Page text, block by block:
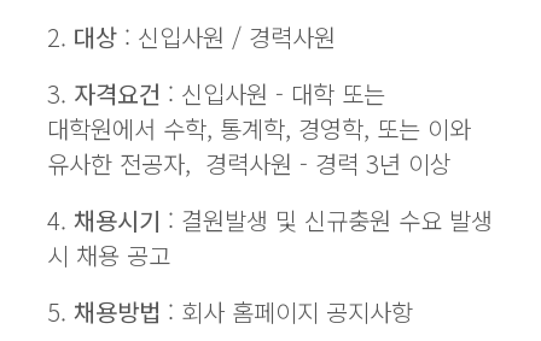
2. 대상: 신입사원 / 경력사원
3. 자격요건 : 신입사원 - 대학 또는
대학원에서 수학, 통계학, 경영학, 또는 이와
유사한 전공자, 경력사원 - 경력 3년 이상
4. 채용시기 : 결원발생 및 신규충원 수요 발생
시 채용 공고
5. 채용방법 : 회사 홈페이지 공지사항